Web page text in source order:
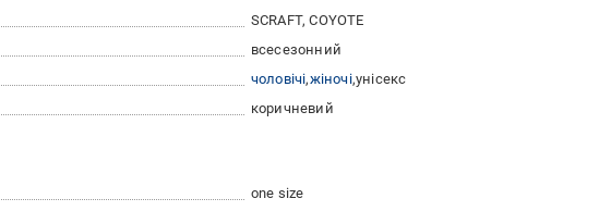
SCRAFT, COYOTE
всесезонний
чоловічі жіночі унісекс
коричневий
one size